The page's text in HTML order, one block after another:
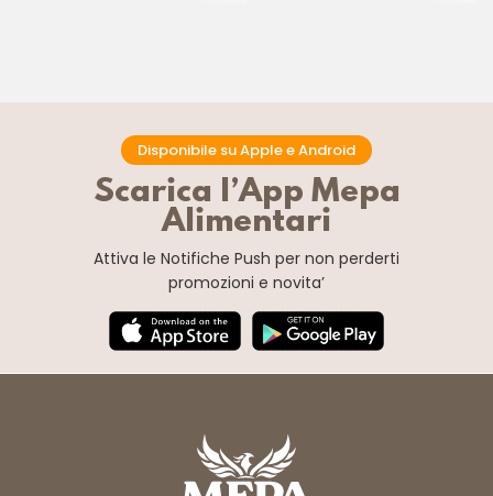
Disponibile su Apple e Android
Scarica l’App Mepa
Alimentari
Attiva le Notifiche Push per non perderti
promozioni e novita’